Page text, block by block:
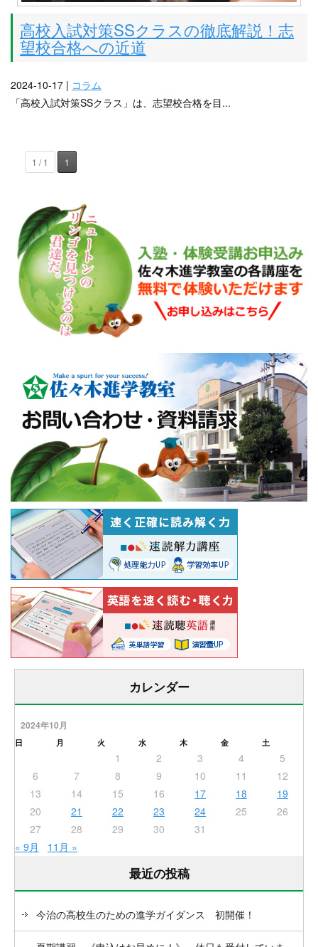
高校入試対策SSクラスの徹底解説！志
望校合格への近道
2024-10-17 | コラム
「高校入試対策SSクラス」は、志望校合格を目...
1 / 1 1
カレンダー
2024年10月
日 月 火 水 木 金 土
1 2 3 4
5
6
7 8 9 10 11
12
13
14 15 16 17 18
19
20
21 22 23 24 25
26
27
28 29 30
31
« 9月
11月 »
最近の投稿
今治の高校生のための進学ガイダンス 初開催！